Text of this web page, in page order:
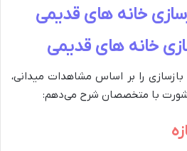
خانه های قدیمی
را بر اساس مشاهدات میدانی،
با متخصصان شرح می‌دهم: